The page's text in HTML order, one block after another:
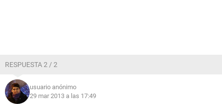
RESPUESTA 2 / 2
usuario anónimo
29 mar 2013 a las 17:49